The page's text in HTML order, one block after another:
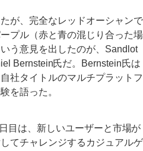
が、完全なレッドオーシャンで
プル（赤と青の混じり合った場
う意見を出したのが、Sandlot
Bernstein氏だ。Bernstein氏は
社タイトルのマルチプラットフ
を語った。
目は、新しいユーザーと市場が
てチャレンジするカジュアルゲ